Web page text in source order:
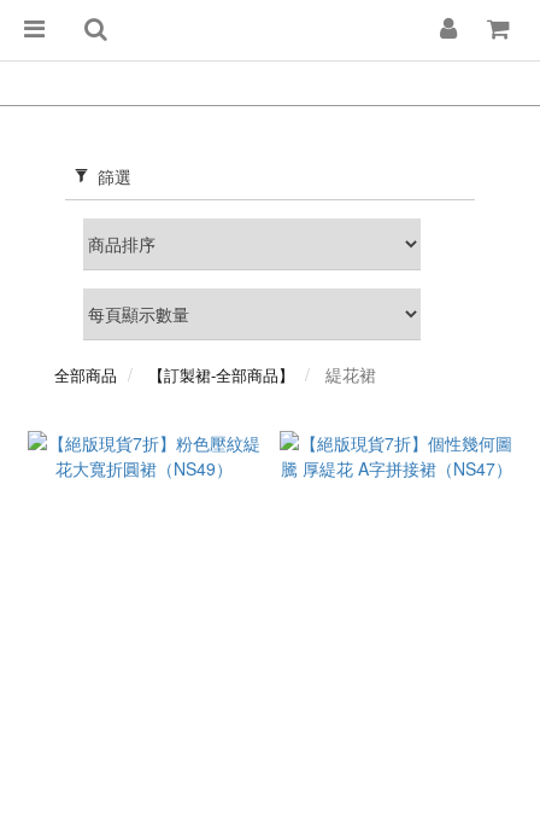
篩選
全部商品 【訂製裙-全部商品】 緹花裙